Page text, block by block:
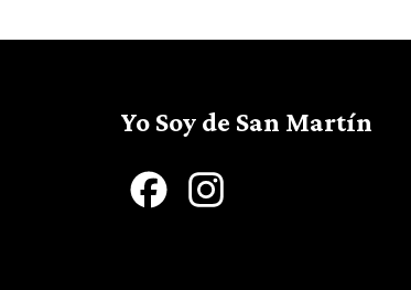
Yo Soy de San Martín
Facebook